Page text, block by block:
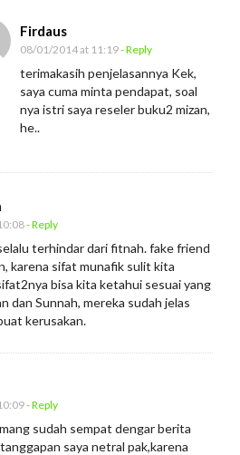
Firdaus
08/01/2014 at 11:19- Reply
terimakasih penjelasannya Kek,
saya cuma minta pendapat, soal
nya istri saya reseler buku2 mizan,
he..
- Reply
terhindar dari fitnah. fake friend
karena sifat munafik sulit kita
bisa kita ketahui sesuai yang
dan Sunnah, mereka sudah jelas
kerusakan.
- Reply
sudah sempat dengar berita
saya netral pak,karena